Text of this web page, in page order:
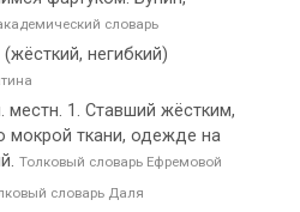
словарь
негибкий)
местн. 1. Ставший жёстким,
ткани, одежде на
Толковый словарь Ефремовой
словарь Даля